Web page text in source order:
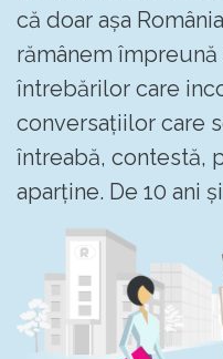
că doar așa
rămânem
întrebărilor care
conversațiilor care
întreabă,
aparține. De 10 ani